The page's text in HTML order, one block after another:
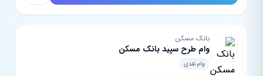
بانک مسکن
وام طرح سپید بانک مسکن
وام نقدی